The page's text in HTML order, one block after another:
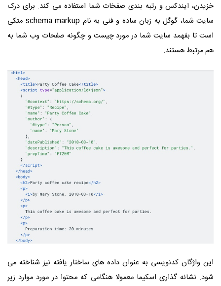
خزیدن، ایندکس و رتبه بندی صفخات شما استفاده می کند. برای درک
سایت شما، گوگل به زبان ساده و فنی به نام schema markup متکی
است تا بفهمد سایت شما در مورد چیست و چگونه صفحات وب شما به
هم مرتبط هستند.
این واژگان کدنویسی به عنوان داده های ساختار یافته نیز شناخته می
شود. نشانه گذاری اسکیما معمولا هنگامی که محتوا در مورد موارد زیر